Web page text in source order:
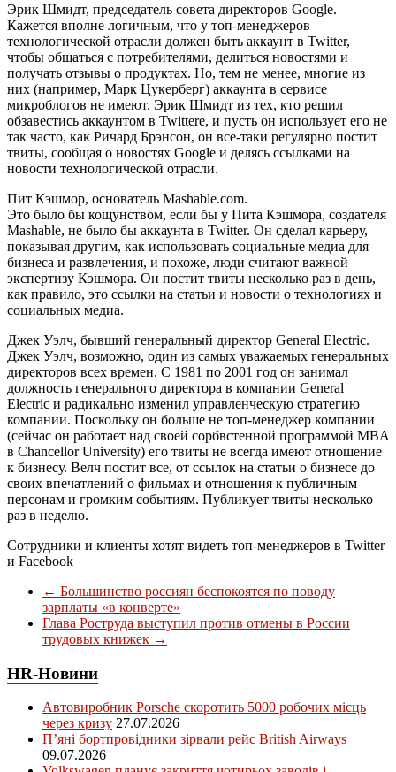
Эрик Шмидт, председатель совета директоров Google.
Кажется вполне логичным, что у топ-менеджеров
технологической отрасли должен быть аккаунт в Twitter,
чтобы общаться с потребителями, делиться новостями и
получать отзывы о продуктах. Но, тем не менее, многие из
них (например, Марк Цукерберг) аккаунта в сервисе
микроблогов не имеют. Эрик Шмидт из тех, кто решил
обзавестись аккаунтом в Twittere, и пусть он использует его не
так часто, как Ричард Брэнсон, он все-таки регулярно постит
твиты, сообщая о новостях Google и делясь ссылками на
новости технологической отрасли.
Пит Кэшмор, основатель Mashable.com.
Это было бы кощунством, если бы у Пита Кэшмора, создателя
Mashable, не было бы аккаунта в Twitter. Он сделал карьеру,
показывая другим, как использовать социальные медиа для
бизнеса и развлечения, и похоже, люди считают важной
экспертизу Кэшмора. Он постит твиты несколько раз в день,
как правило, это ссылки на статьи и новости о технологиях и
социальных медиа.
Джек Уэлч, бывший генеральный директор General Electric.
Джек Уэлч, возможно, один из самых уважаемых генеральных
директоров всех времен. С 1981 по 2001 год он занимал
должность генерального директора в компании General
Electric и радикально изменил управленческую стратегию
компании. Поскольку он больше не топ-менеджер компании
(сейчас он работает над своей сорбвстенной программой MBA
в Chancellor University) его твиты не всегда имеют отношение
к бизнесу. Велч постит все, от ссылок на статьи о бизнесе до
своих впечатлений о фильмах и отношения к публичным
персонам и громким событиям. Публикует твиты несколько
раз в неделю.
Сотрудники и клиенты хотят видеть топ-менеджеров в Twitter
и Facebook
← Большинство россиян беспокоятся по поводу
зарплаты «в конверте»
Глава Роструда выступил против отмены в России
трудовых книжек →
HR-Новини
Автовиробник Porsche скоротить 5000 робочих місць
через кризу 27.07.2026
П’яні бортпровідники зірвали рейс British Airways
09.07.2026